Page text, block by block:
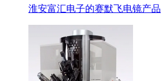
淮安富汇电子的赛默飞电镜产品